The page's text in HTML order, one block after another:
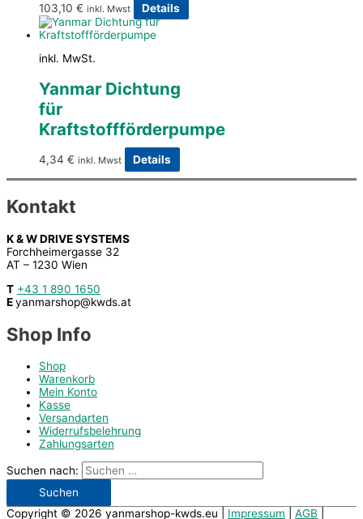
103,10 € inkl. Mwst Details
inkl. MwSt.
Yanmar Dichtung
für
Kraftstoffförderpumpe
4,34 € inkl. Mwst Details
Kontakt
K & W DRIVE SYSTEMS
Forchheimergasse 32
AT – 1230 Wien
T +43 1 890 1650
Eyanmarshop@kwds.at
Shop Info
Shop
Warenkorb
Mein Konto
Kasse
Versandarten
Widerrufsbelehrung
Zahlungsarten
Suchen nach:
Copyright © 2026 yanmarshop-kwds.eu Impressum AGB